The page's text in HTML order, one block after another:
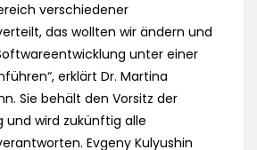
verschiedener
das wollten wir ändern und
unter einer
erklärt Dr. Martina
Sie behält den Vorsitz der
wird zukünftig alle
Evgeny Kulyushin